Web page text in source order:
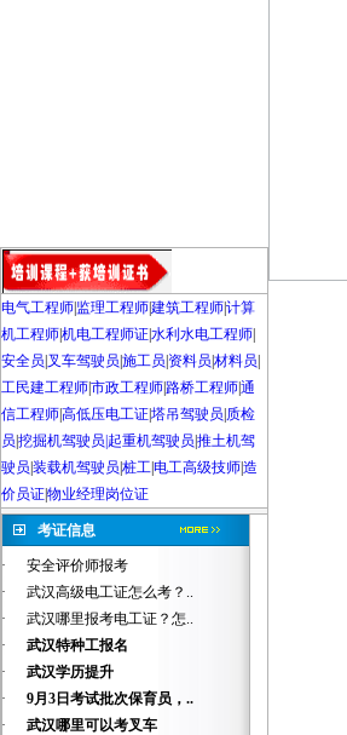
电气工程师 监理工程师建筑工程师计算
机工程师机电工程师证水利水电工程师
安全员 叉车驾驶员 施工员 资料员 材料员
工民建工程师市政工程师路桥工程师通
信工程师高低压电工证塔吊驾驶员 质检
员 挖掘机驾驶员|起重机驾驶员 推土机驾
驶员 装载机驾驶员 桩工电工高级技师造
价员证物业经理岗位证
考证信息
·
安全评价师报考
·
武汉高级电工证怎么考？..
·
武汉哪里报考电工证？怎..
·
武汉特种工报名
·
武汉学历提升
·
9月3日考试批次保育员，..
·
武汉哪里可以考叉车